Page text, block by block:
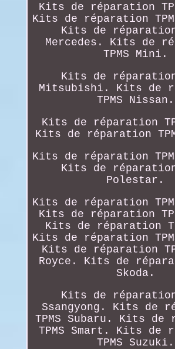
Kits de réparation
Kits de réparation
Kits de réparation
Mercedes. Kits de
TPMS Mini.
Kits de réparation
Mitsubishi. Kits de
TPMS Nissan.
Kits de réparation
Kits de réparation
Kits de réparation
Kits de réparation
Polestar.
Kits de réparation
Kits de réparation
Kits de réparation
Kits de réparation
Kits de réparation
Royce. Kits de
Skoda.
Kits de réparation
Ssangyong. Kits de
TPMS Subaru. Kits de
TPMS Smart. Kits de
TPMS Suzuki.